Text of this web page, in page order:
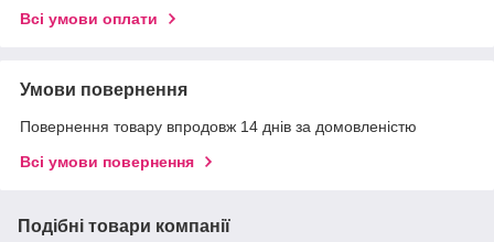
Всі умови оплати
Умови повернення
Повернення товару впродовж 14 днів за домовленістю
Всі умови повернення
Подібні товари компанії